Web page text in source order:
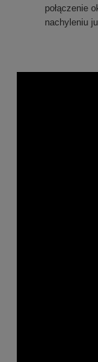
połączenie
nachyleniu